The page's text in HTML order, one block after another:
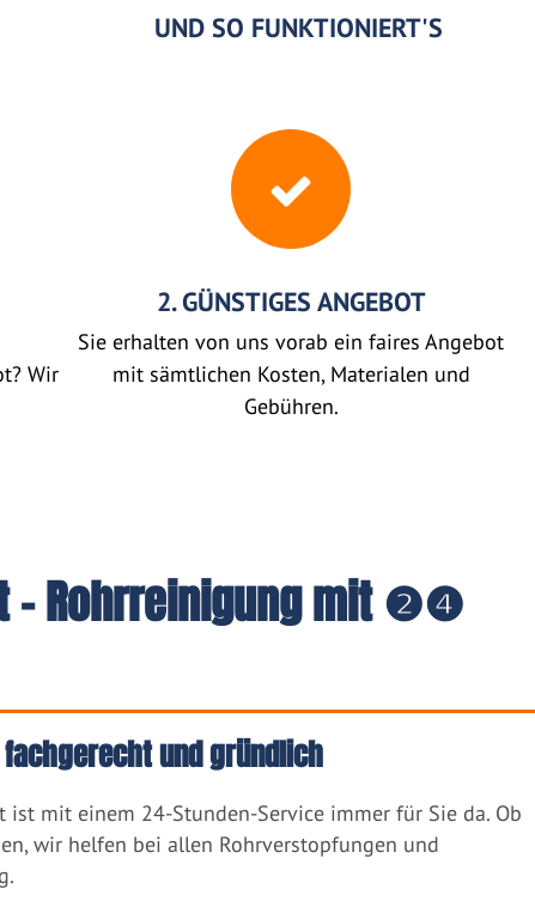
UND SO FUNKTIONIERT'S
Wir
2. GÜNSTIGES ANGEBOT
Sie erhalten von uns vorab ein faires Angebot
mit sämtlichen Kosten, Materialen und
Gebühren.
- Rohrreinigung mit ❷❹
und gründlich
mit einem 24-Stunden-Service immer für Sie da. Ob
wir helfen bei allen Rohrverstopfungen und